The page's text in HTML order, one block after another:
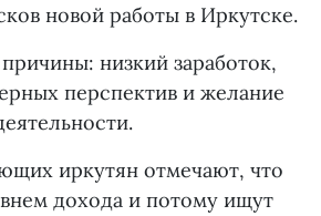
новой работы в Иркутске.
низкий заработок,
перспектив и желание
иркутян отмечают, что
дохода и потому ищут